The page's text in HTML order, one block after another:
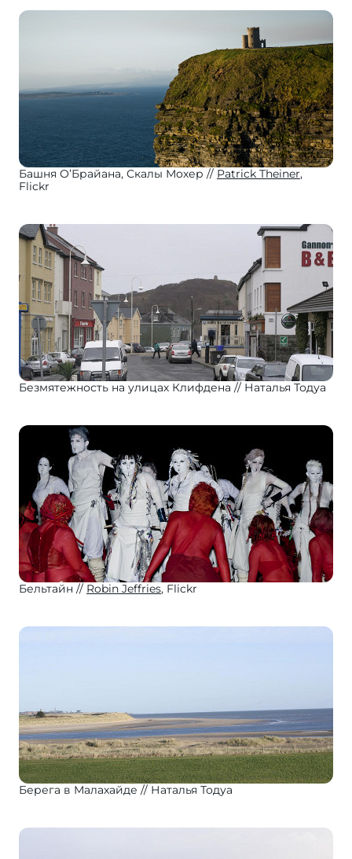
Башня О’Брайана, Скалы Мохер Patrick Theiner,
Flickr
Безмятежность на улицах Клифдена Наталья Тодуа
Бельтайн Robin Jeffries, Flickr
Берега в Малахайде Наталья Тодуа